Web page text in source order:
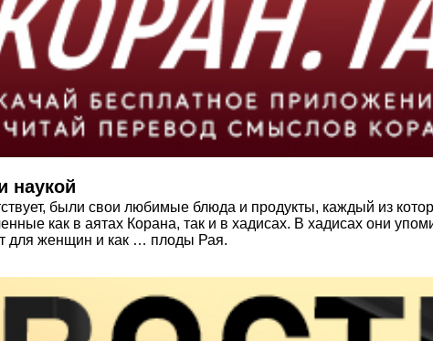
наукой
были свои любимые блюда и продукты, каждый из
как в аятах Корана, так и в хадисах. В хадисах они
для женщин и как … плоды Рая.